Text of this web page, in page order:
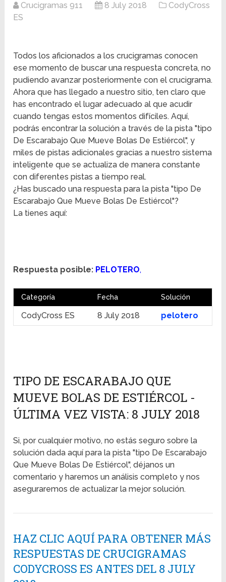
Crucigramas 911 8 July 2018
CodyCross
ES
Todos los aficionados a los crucigramas conocen
ese momento de buscar una respuesta concreta, no
pudiendo avanzar posteriormente con el crucigrama.
Ahora que has llegado a nuestro sitio, ten claro que
has encontrado el lugar adecuado al que acudir
cuando tengas estos momentos difíciles. Aquí,
podrás encontrar la solución a través de la pista "tipo
De Escarabajo Que Mueve Bolas De Estiércol", y
miles de pistas adicionales gracias a nuestro sistema
inteligente que se actualiza de manera constante
con diferentes pistas a tiempo real.
¿Has buscado una respuesta para la pista "tipo De
Escarabajo Que Mueve Bolas De Estiércol"?
La tienes aquí:
Respuesta posible: PELOTERO,
Categoría Fecha Solución
CodyCross ES 8 July 2018 pelotero
TIPO DE ESCARABAJO QUE
MUEVE BOLAS DE ESTIÉRCOL -
ÚLTIMA VEZ VISTA: 8 JULY 2018
Si, por cualquier motivo, no estás seguro sobre la
solución dada aquí para la pista "tipo De Escarabajo
Que Mueve Bolas De Estiércol", déjanos un
comentario y haremos un análisis completo y nos
aseguraremos de actualizar la mejor solución.
HAZ CLIC AQUÍ PARA OBTENER MÁS
RESPUESTAS DE CRUCIGRAMAS
CODYCROSS ES ANTES DEL 8 JULY